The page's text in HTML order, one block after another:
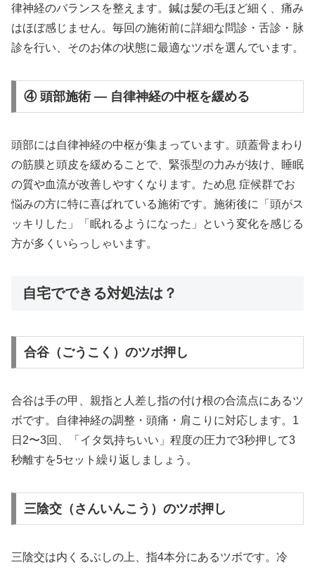
律神経のバランスを整えます。鍼は髪の毛ほど細く、痛み
はほぼ感じません。毎回の施術前に詳細な問診・舌診・脉
診を行い、そのお体の状態に最適なツボを選んでいます。
④ 頭部施術 — 自律神経の中枢を緩める
頭部には自律神経の中枢が集まっています。頭蓋骨まわり
の筋膜と頭皮を緩めることで、緊張型の力みが抜け、睡眠
の質や血流が改善しやすくなります。ため息 症候群でお
悩みの方に特に喜ばれている施術です。施術後に「頭がス
ッキリした」「眠れるようになった」という変化を感じる
方が多くいらっしゃいます。
自宅でできる対処法は？
合谷（ごうこく）のツボ押し
合谷は手の甲、親指と人差し指の付け根の合流点にあるツ
ボです。自律神経の調整・頭痛・肩こりに対応します。1
日2〜3回、「イタ気持ちいい」程度の圧力で3秒押して3
秒離すを5セット繰り返しましょう。
三陰交（さんいんこう）のツボ押し
三陰交は内くるぶしの上、指4本分にあるツボです。冷